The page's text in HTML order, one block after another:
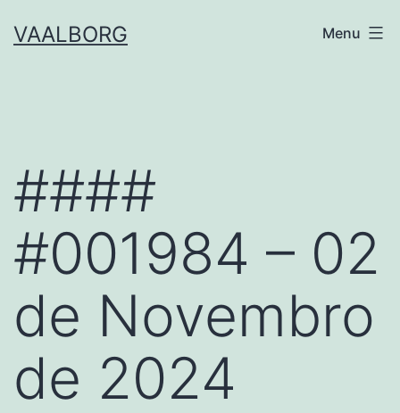
toVAALBORG Menu
####
#001984 – 02
de Novembro
de 2024